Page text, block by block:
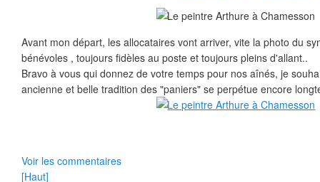
Avant mon départ, les allocataires vont arriver, vite la photo du
bénévoles , toujours fidèles au poste et toujours pleins d'allant..
Bravo à vous qui donnez de votre temps pour nos aînés, je
ancienne et belle tradition des "paniers" se perpétue encore
Voir les commentaires
[Haut]